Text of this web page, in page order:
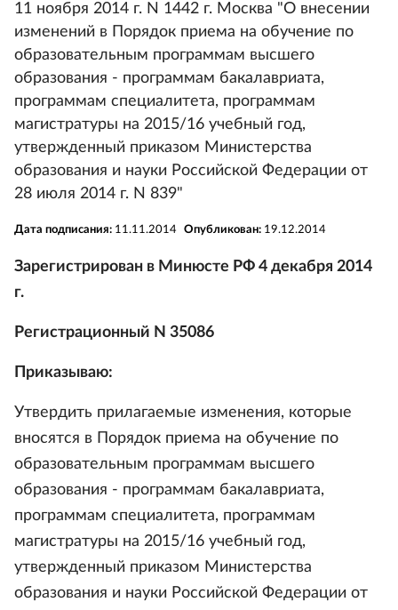
11 ноября 2014 г. N 1442 г. Москва "О внесении
изменений в Порядок приема на обучение по
образовательным программам высшего
образования - программам бакалавриата,
программам специалитета, программам
магистратуры на 2015/16 учебный год,
утвержденный приказом Министерства
образования и науки Российской Федерации от
28 июля 2014 г. N 839"
Дата подписания: 11.11.2014 Опубликован: 19.12.2014
Зарегистрирован в Минюсте РФ 4 декабря 2014
г.
Регистрационный N 35086
Приказываю:
Утвердить прилагаемые изменения, которые
вносятся в Порядок приема на обучение по
образовательным программам высшего
образования - программам бакалавриата,
программам специалитета, программам
магистратуры на 2015/16 учебный год,
утвержденный приказом Министерства
образования и науки Российской Федерации от